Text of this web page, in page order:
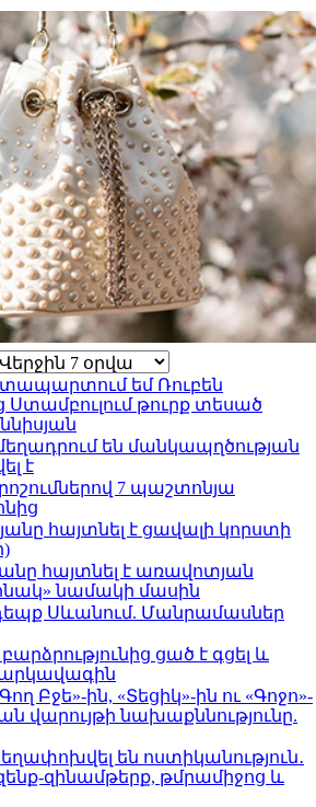
եմ Ռուբեն
Ստամբուլում թուրք տեսած
են մանկապղծության
է
7 պաշտոնյա
հայտնել է ցավալի կորստի
հայտնել է առավոտյան
նամակի մասին
Սևանում. Մանրամասներ
ցած է գցել և
Բջե»-ին, «Տեցիկ»-ին ու «Գոջո»-
վարույթի նախաքննությունը.
են ոստիկանություն․
զինամթերք, թմրամիջոց և